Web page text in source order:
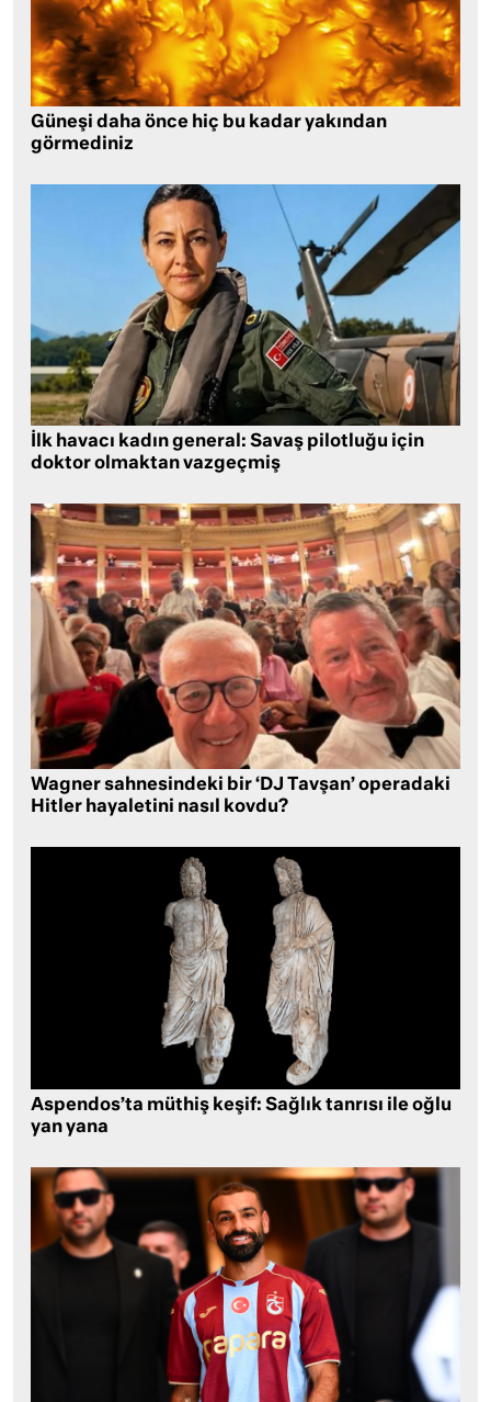
Güneşi daha önce hiç bu kadar yakından
görmediniz
İlk havacı kadın general: Savaş pilotluğu için
doktor olmaktan vazgeçmiş
Wagner sahnesindeki bir ‘DJ Tavşan’ operadaki
Hitler hayaletini nasıl kovdu?
Aspendos’ta müthiş keşif: Sağlık tanrısı ile oğlu
yan yana